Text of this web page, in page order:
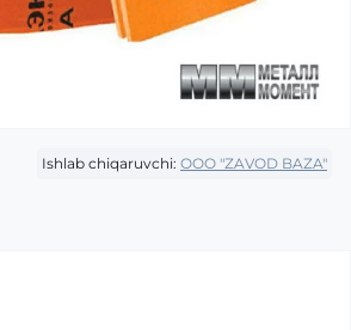
Ishlab chiqaruvchi: OOO "ZAVOD BAZA"